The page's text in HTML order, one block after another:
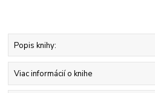
Popis knihy:
Viac informácií o knihe